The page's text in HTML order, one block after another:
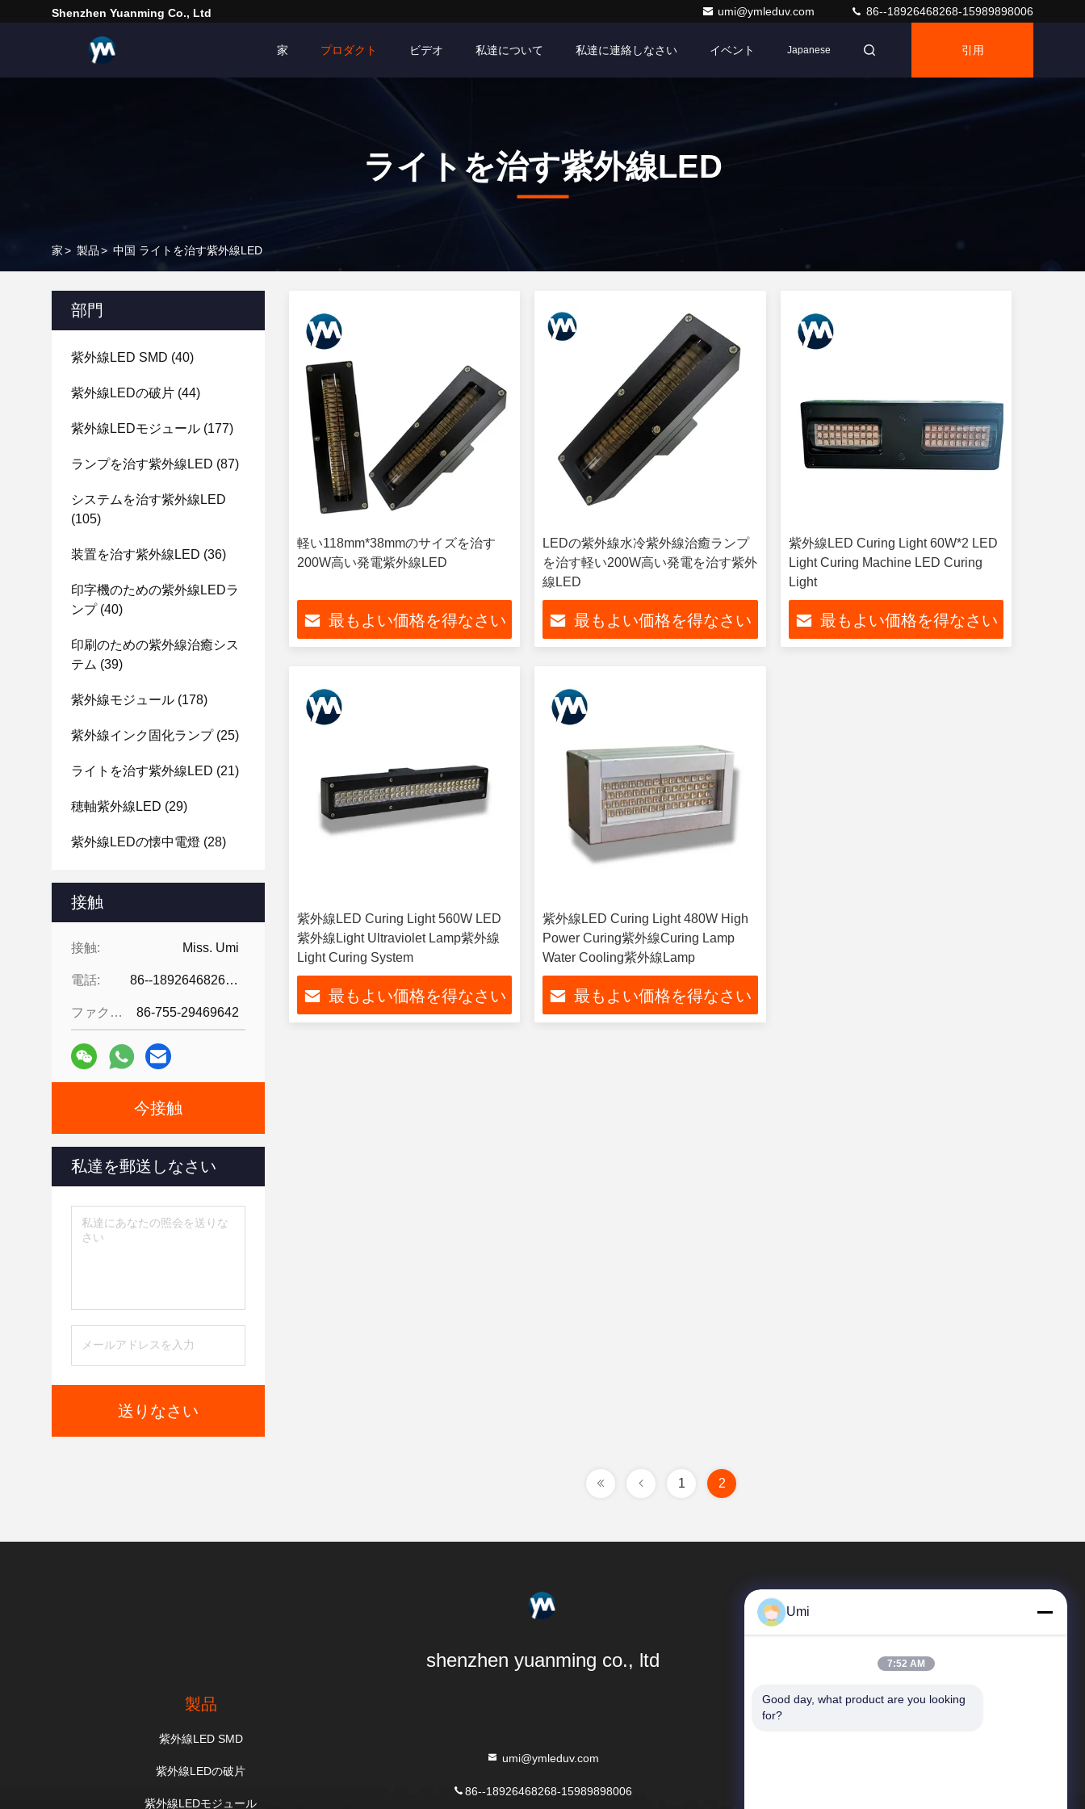
Shenzhen Yuanming Co., Ltd umi@ymleduv.com 86--18926468268-15989898006
家 プロダクト ビデオ 私達について 私達に連絡しなさい イベント Japanese 引用
ライトを治す紫外線LED
家> 製品> 中国 ライトを治す紫外線LED
部門
紫外線LED SMD (40)
紫外線LEDの破片 (44)
紫外線LEDモジュール (177)
ランプを治す紫外線LED (87)
システムを治す紫外線LED
(105)
装置を治す紫外線LED (36)
印字機のための紫外線LEDラ
ンプ(40)
印刷のための紫外線治癒シス
テム (39)
紫外線モジュール (178)
紫外線インク固化ランプ(25)
ライトを治す紫外線LED (21)
穂軸紫外線LED (29)
紫外線LEDの懐中電燈 (28)
接触
接触: Miss. Umi
電話: 86--18926468268-15989898006
ファクシミリ: 86-755-29469642
今接触
私達を郵送しなさい
送りなさい
軽い118mm*38mmのサイズを治す
200W高い発電紫外線LED
最もよい価格を得なさい
LEDの紫外線水冷紫外線治癒ランプ
を治す軽い200W高い発電を治す紫外
線LED
最もよい価格を得なさい
紫外線LED Curing Light 60W*2 LED
Light Curing Machine LED Curing
Light
最もよい価格を得なさい
紫外線LED Curing Light 560W LED
紫外線Light Ultraviolet Lamp紫外線
Light Curing System
最もよい価格を得なさい
紫外線LED Curing Light 480W High
Power Curing紫外線Curing Lamp
Water Cooling紫外線Lamp
最もよい価格を得なさい
1 2
shenzhen yuanming co., ltd
製品
紫外線LED SMD
紫外線LEDの破片
紫外線LEDモジュール
umi@ymleduv.com
86--18926468268-15989898006
速いリンク
Umi
7:52 AM
Good day, what product are you looking
for?